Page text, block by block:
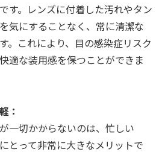
す。レンズに付着した汚れやタン
気にすることなく、常に清潔な
。これにより、目の感染症リスク
適な装用感を保つことができま
：
一切かからないのは、忙しい
とって非常に大きなメリットで